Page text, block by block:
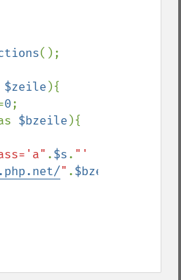
();
$zeile
0;
$bzeile
.$s. "'
" .$bzeile